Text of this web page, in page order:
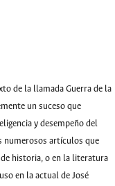
de la llamada Guerra de la
un suceso que
y desempeño del
numerosos artículos que
historia, o en la literatura
en la actual de José